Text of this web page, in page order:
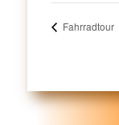
Fahrradtour